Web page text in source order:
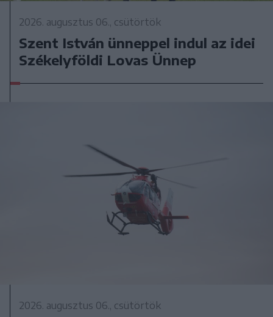
2026. augusztus 06., csütörtök
Szent István ünneppel indul az idei
Székelyföldi Lovas Ünnep
2026. augusztus 06., csütörtök